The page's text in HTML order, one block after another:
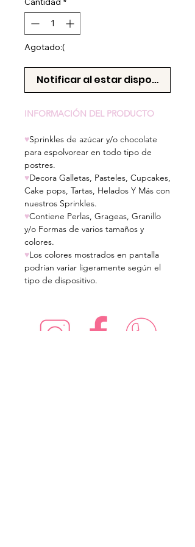
Agotado:(
Notificar al estar disponible
INFORMACIÓN DEL PRODUCTO
♥Sprinkles de azúcar y/o chocolate
para espolvorear en todo tipo de
postres.
♥Decora Galletas, Pasteles, Cupcakes,
Cake pops, Tartas, Helados Y Más con
nuestros Sprinkles.
♥Contiene Perlas, Grageas, Granillo
y/o Formas de varios tamaños y
colores.
♥Los colores mostrados en pantalla
podrían variar ligeramente según el
tipo de dispositivo.